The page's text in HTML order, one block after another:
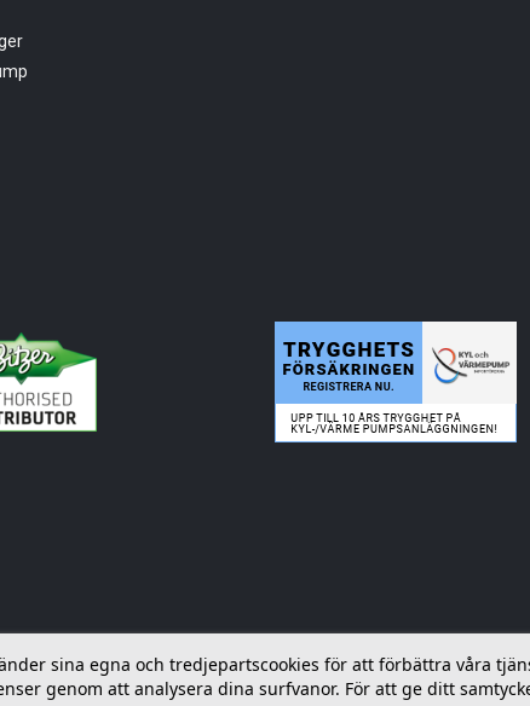
sina egna och tredjepartscookies för att förbättra våra
genom att analysera dina surfvanor. För att ge ditt